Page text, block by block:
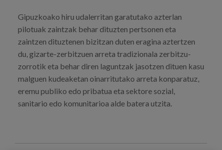
Gipuzkoako hiru udalerritan garatutako azterlan
pilotuak zaintzak behar dituzten pertsonen eta
zaintzen dituztenen bizitzan duten eragina aztertzen
du, gizarte-zerbitzuen arreta tradizionala zerbitzu-
zorrotik eta behar diren laguntzak jasotzen dituen kasu
malguen kudeaketan oinarritutako arreta konparatuz,
eremu publiko edo pribatua eta sektore sozial,
sanitario edo komunitarioa alde batera utzita.